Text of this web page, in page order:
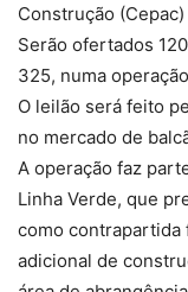
Construção
Serão ofertados
325, numa
O leilão será feito
no mercado de
A operação faz
Linha Verde, que
como contrapartida
adicional de